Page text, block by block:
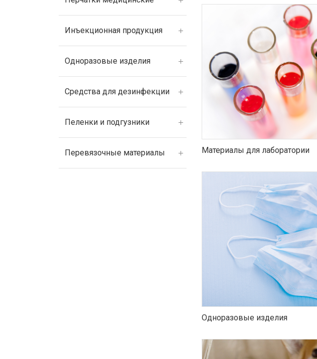
Инъекционная продукция
Одноразовые изделия
Средства для дезинфекции
Пеленки и подгузники
Перевязочные материалы Материалы для лаборатории
Одноразовые изделия